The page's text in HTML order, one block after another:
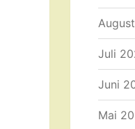
Juli
Juni
Mai